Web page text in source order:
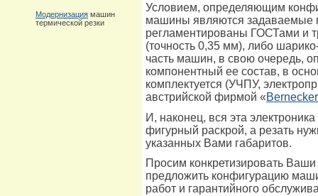
Модернизация машин
термической резки
Условием, определяющим
машины являются задаваемые
регламентированы ГОСТами и
(точность 0,35 мм), либо
часть машин, в свою очередь,
компонентный ее состав, в
комплектуется (УЧПУ,
австрийской фирмой «
И, наконец, вся эта
фигурный раскрой, а резать
указанных Вами габаритов.
Просим конкретизировать
предложить конфигурацию
работ и гарантийного